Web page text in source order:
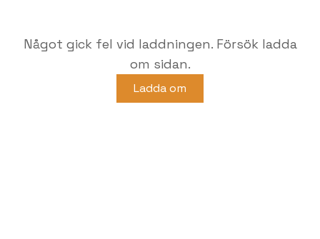
Något gick fel vid laddningen. Försök ladda
om sidan.
Ladda om